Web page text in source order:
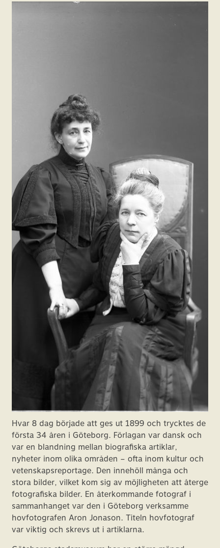
Hvar 8 dag började att ges ut 1899 och trycktes de
första 34 åren i Göteborg. Förlagan var dansk och
var en blandning mellan biografiska artiklar,
nyheter inom olika områden – ofta inom kultur och
vetenskapsreportage. Den innehöll många och
stora bilder, vilket kom sig av möjligheten att återge
fotografiska bilder. En återkommande fotograf i
sammanhanget var den i Göteborg verksamme
hovfotografen Aron Jonason. Titeln hovfotograf
var viktig och skrevs ut i artiklarna.